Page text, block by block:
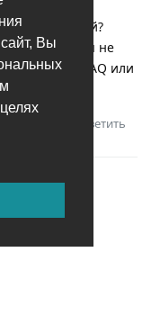
Вы
другие
с ИО людей?
но я не
и не нашёл FAQ или
Ответить